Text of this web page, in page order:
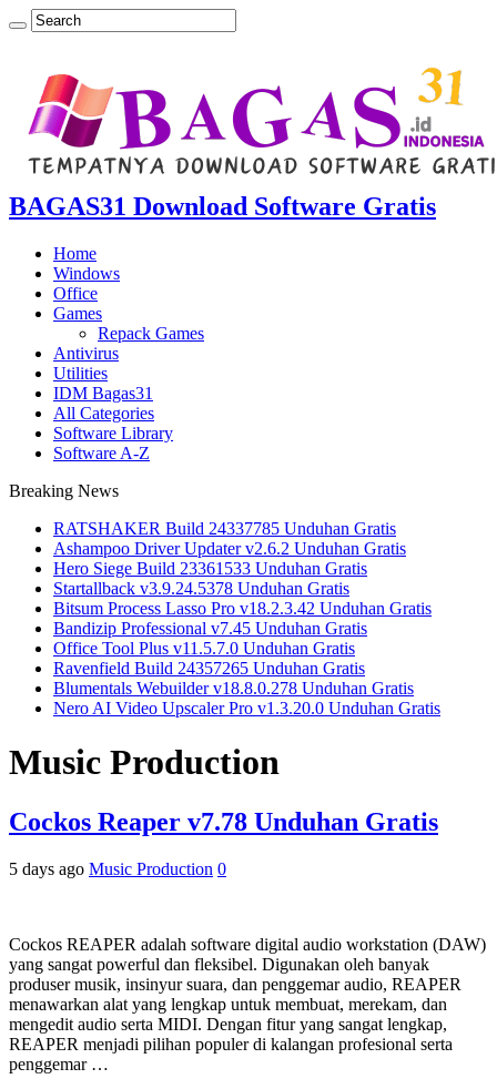
BAGAS31 Download Software Gratis
Home
Windows
Office
Games
Repack Games
Antivirus
Utilities
IDM Bagas31
All Categories
Software Library
Software A-Z
Breaking News
RATSHAKER Build 24337785 Unduhan Gratis
Ashampoo Driver Updater v2.6.2 Unduhan Gratis
Hero Siege Build 23361533 Unduhan Gratis
Startallback v3.9.24.5378 Unduhan Gratis
Bitsum Process Lasso Pro v18.2.3.42 Unduhan Gratis
Bandizip Professional v7.45 Unduhan Gratis
Office Tool Plus v11.5.7.0 Unduhan Gratis
Ravenfield Build 24357265 Unduhan Gratis
Blumentals Webuilder v18.8.0.278 Unduhan Gratis
Nero AI Video Upscaler Pro v1.3.20.0 Unduhan Gratis
Music Production
Cockos Reaper v7.78 Unduhan Gratis
5 days ago Music Production 0
Cockos REAPER adalah software digital audio workstation (DAW)
yang sangat powerful dan fleksibel. Digunakan oleh banyak
produser musik, insinyur suara, dan penggemar audio, REAPER
menawarkan alat yang lengkap untuk membuat, merekam, dan
mengedit audio serta MIDI. Dengan fitur yang sangat lengkap,
REAPER menjadi pilihan populer di kalangan profesional serta
penggemar …